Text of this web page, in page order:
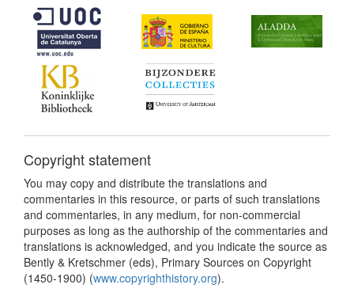
Copyright statement
You may copy and distribute the translations and
commentaries in this resource, or parts of such translations
and commentaries, in any medium, for non-commercial
purposes as long as the authorship of the commentaries and
translations is acknowledged, and you indicate the source as
Bently & Kretschmer (eds), Primary Sources on Copyright
(1450-1900) (www.copyrighthistory.org).